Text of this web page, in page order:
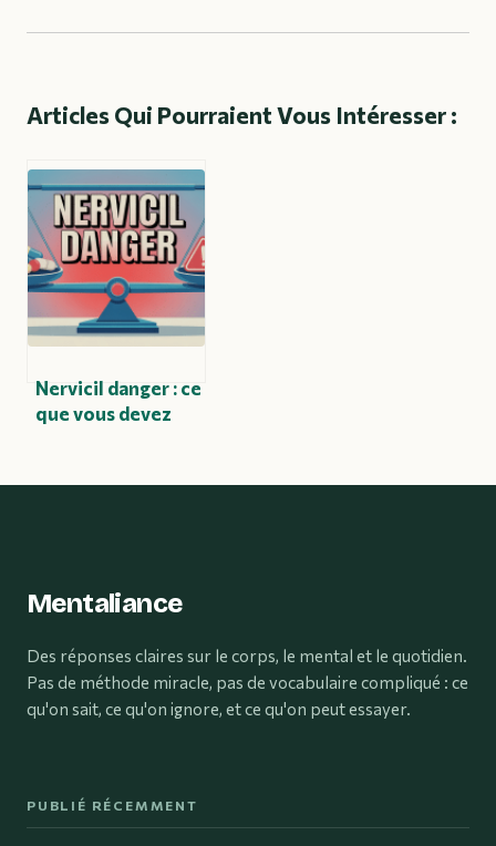
Articles Qui Pourraient Vous Intéresser :
Nervicil danger : ce
que vous devez
Mentaliance
Des réponses claires sur le corps, le mental et le quotidien.
Pas de méthode miracle, pas de vocabulaire compliqué : ce
qu'on sait, ce qu'on ignore, et ce qu'on peut essayer.
PUBLIÉ RÉCEMMENT